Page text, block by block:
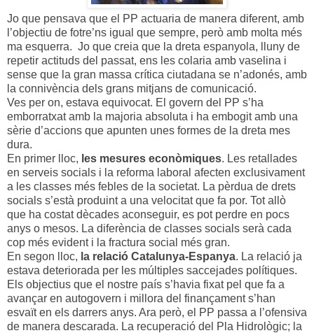
Jo que pensava que el PP actuaria de manera diferent, amb
l’objectiu de fotre’ns igual que sempre, però amb molta més
ma esquerra. Jo que creia que la dreta espanyola, lluny de
repetir actituds del passat, ens les colaria amb vaselina i
sense que la gran massa crítica ciutadana se n’adonés, amb
la connivència dels grans mitjans de comunicació.
Ves per on, estava equivocat. El govern del PP s’ha
emborratxat amb la majoria absoluta i ha embogit amb una
sèrie d’accions que apunten unes formes de la dreta mes
dura.
En primer lloc, les mesures econòmiques. Les retallades
en serveis socials i la reforma laboral afecten exclusivament
a les classes més febles de la societat. La pèrdua de drets
socials s’està produint a una velocitat que fa por. Tot allò
que ha costat dècades aconseguir, es pot perdre en pocs
anys o mesos. La diferència de classes socials serà cada
cop més evident i la fractura social més gran.
En segon lloc, la relació Catalunya-Espanya. La relació ja
estava deteriorada per les múltiples saccejades polítiques.
Els objectius que el nostre país s’havia fixat pel que fa a
avançar en autogovern i millora del finançament s’han
esvaït en els darrers anys. Ara però, el PP passa a l’ofensiva
de manera descarada. La recuperació del Pla Hidrològic; la